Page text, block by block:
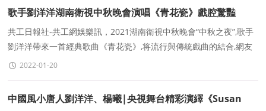
歌手劉洋洋湖南衛視中秋晚會演唱《青花瓷》戲腔驚豔
共工日報社-共工網娛樂訊，2021湖南衛視中秋晚會“中秋之夜”,歌手
劉洋洋帶來一首經典歌曲《青花瓷》,将流行與傳統戲曲的結合,網友
直呼:太好聽了!“但願人長
2022-01-20
中國風小唐人劉洋洋、楊曦|央視舞台精彩演繹《Susan